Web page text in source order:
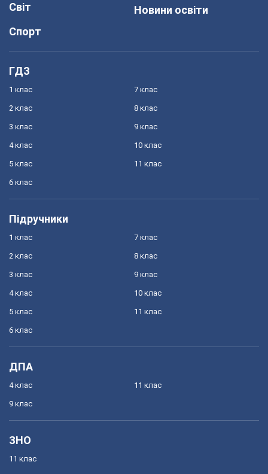
Світ
Спорт
Новини освіти
ГДЗ
1 клас
2 клас
3 клас
4 клас
5 клас
6 клас
7 клас
8 клас
9 клас
10 клас
11 клас
Підручники
1 клас
2 клас
3 клас
4 клас
5 клас
6 клас
7 клас
8 клас
9 клас
10 клас
11 клас
ДПА
4 клас
9 клас
11 клас
ЗНО
11 клас